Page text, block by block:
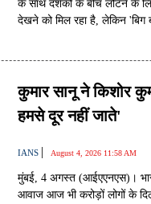
के साथ दर्शकों के बीच लौटने के
देखने को मिल रहा है, लेकिन 'बिग
कुमार सानू ने किशोर
हमसे दूर नहीं जाते'
IANS | August 4, 2026 11:58 AM
मुंबई, 4 अगस्त (आईएएनएस)।
आवाज आज भी करोड़ों लोगों के